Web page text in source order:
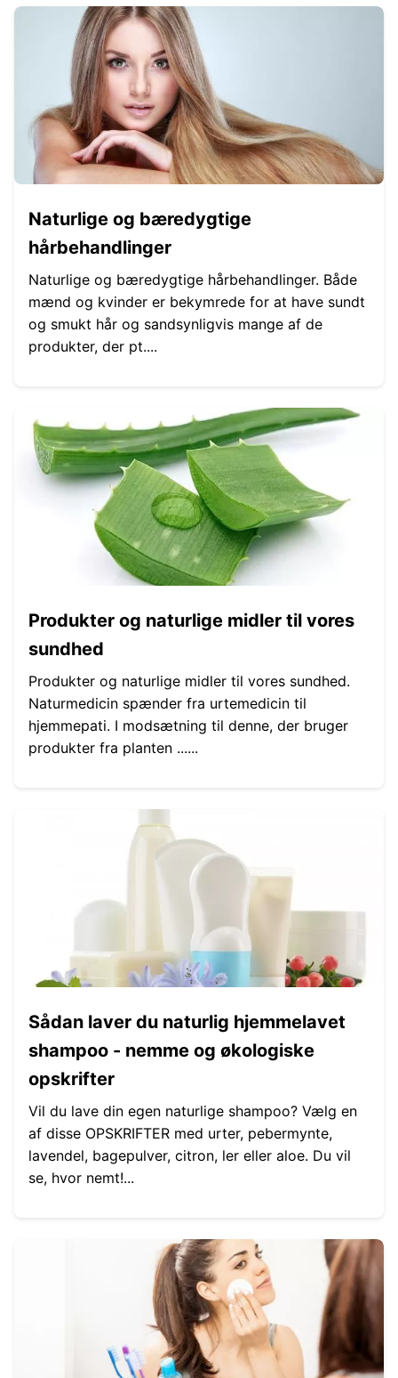
Naturlige og bæredygtige
hårbehandlinger
Naturlige og bæredygtige hårbehandlinger. Både
mænd og kvinder er bekymrede for at have sundt
og smukt hår og sandsynligvis mange af de
produkter, der pt....
Produkter og naturlige midler til vores
sundhed
Produkter og naturlige midler til vores sundhed.
Naturmedicin spænder fra urtemedicin til
hjemmepati. I modsætning til denne, der bruger
produkter fra planten ......
Sådan laver du naturlig hjemmelavet
shampoo - nemme og økologiske
opskrifter
Vil du lave din egen naturlige shampoo? Vælg en
af ​​disse OPSKRIFTER med urter, pebermynte,
lavendel, bagepulver, citron, ler eller aloe. Du vil
se, hvor nemt!...